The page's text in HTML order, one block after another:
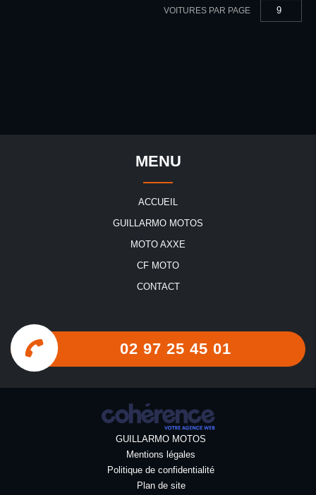
VOITURES PAR PAGE 9
MENU
ACCUEIL
GUILLARMO MOTOS
MOTO AXXE
CF MOTO
CONTACT
02 97 25 45 01
GUILLARMO MOTOS
Mentions légales
Politique de confidentialité
Plan de site